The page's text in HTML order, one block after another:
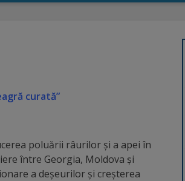
curată”
poluării râurilor și a apei în
între Georgia, Moldova și
a deșeurilor și creșterea